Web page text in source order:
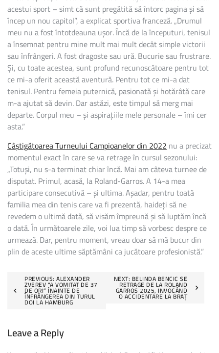
acestui sport – simt că sunt pregătită să întorc pagina și să
încep un nou capitol”, a explicat sportiva franceză. „Drumul
meu nu a fost întotdeauna ușor. Încă de la începuturi, tenisul
a însemnat pentru mine mult mai mult decât simple victorii
sau înfrângeri. A fost dragoste sau ură. Bucurie sau frustrare.
Și, cu toate acestea, sunt profund recunoscătoare pentru tot
ce mi-a oferit această aventură. Pentru tot ce mi-a dat
tenisul. Pentru femeia puternică, pasionată și hotărâtă care
m-a ajutat să devin. Dar astăzi, este timpul să merg mai
departe. Corpul meu – și aspirațiile mele personale – îmi cer
asta.”
Câștigătoarea Turneului Campioanelor din 2022nu a precizat
momentul exact în care se va retrage în cursul sezonului:
„Totuși, nu s-a terminat chiar încă. Mai am câteva turnee de
disputat. Primul, acasă, la Roland-Garros. A 14-a mea
participare consecutivă – și ultima. Așadar, pentru toată
familia mea din tenis care va fi prezentă, haideți să ne
revedem o ultimă dată, să visăm împreună și să luptăm încă
o dată. În următoarele zile, voi lua timp să vorbesc despre ce
urmează. Dar, pentru moment, vreau doar să mă bucur din
plin de aceste ultime săptămâni ca jucătoare profesionistă.”
Post
navigation
PREVIOUS: ALEXANDER
ZVEREV “A VOMITAT DE 37
DE ORI” ÎNAINTE DE
ÎNFRÂNGEREA DIN TURUL
DOI LA HAMBURG
NEXT: BELINDA BENCIC SE
RETRAGE DE LA ROLAND
GARROS 2025, INVOCÂND
O ACCIDENTARE LA BRAȚ
Leave a Reply